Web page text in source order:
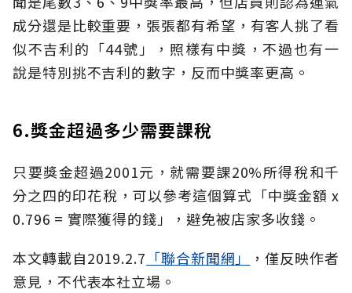
成分還是比較重要，張張都有希望，有客人挑了看
似不吉利的「44號」，照樣有中獎，不過也有一
說是特別挑不吉利的數字，反而中獎率更高。
6.獎金超過多少需要課稅
只要獎金超過2001元，就需要課20%所得稅和千
分之四的印花稅，可以參考這個算式「中獎金額 x
0.796 = 實際獲得的錢」，避免被店家多收錢。
本文轉載自2019.2.7 「聯合新聞網」
，僅反映作者
意見，不代表本社立場。